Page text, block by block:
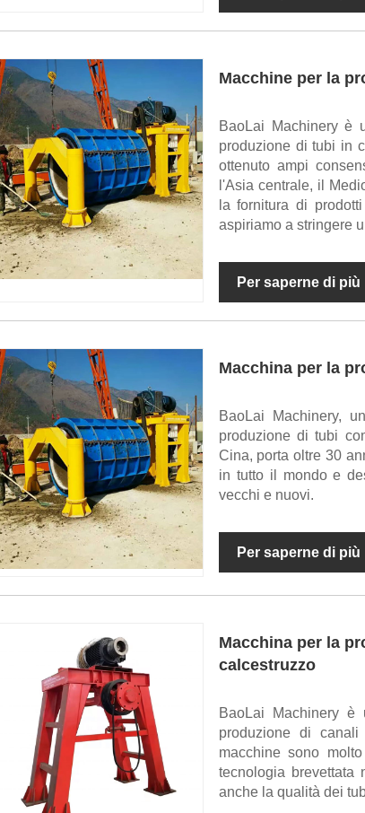
Macchine per la
BaoLai Machinery è
produzione di tubi in
ottenuto ampi
l'Asia centrale, il
la fornitura di
aspiriamo a stringere
Per saperne di più
Macchina per la
BaoLai Machinery,
produzione di tubi
Cina, porta oltre 30
in tutto il mondo e
vecchi e nuovi.
Per saperne di più
Macchina per la
calcestruzzo
BaoLai Machinery è
produzione di
macchine sono
tecnologia
anche la qualità dei